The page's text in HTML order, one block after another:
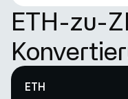
ETH-zu-
ETH